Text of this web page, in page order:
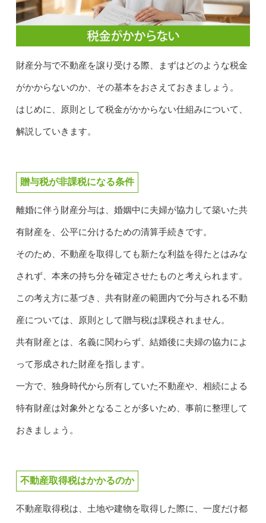
財産分与で不動産を譲り受ける際、まずはどのような税金
がかからないのか、その基本をおさえておきましょう。
はじめに、原則として税金がかからない仕組みについて、
解説していきます。
贈与税が非課税になる条件
離婚に伴う財産分与は、婚姻中に夫婦が協力して築いた共
有財産を、公平に分けるための清算手続きです。
そのため、不動産を取得しても新たな利益を得たとはみな
されず、本来の持ち分を確定させたものと考えられます。
この考え方に基づき、共有財産の範囲内で分与される不動
産については、原則として贈与税は課税されません。
共有財産とは、名義に関わらず、結婚後に夫婦の協力によ
って形成された財産を指します。
一方で、独身時代から所有していた不動産や、相続による
特有財産は対象外となることが多いため、事前に整理して
おきましょう。
不動産取得税はかかるのか
不動産取得税は、土地や建物を取得した際に、一度だけ都